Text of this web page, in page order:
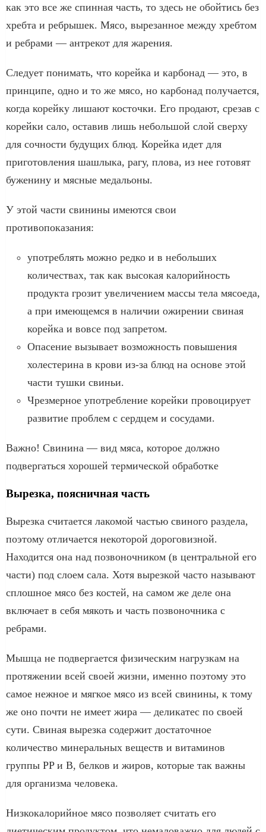
как это все же спинная часть, то здесь не обойтись без
хребта и ребрышек. Мясо, вырезанное между хребтом
и ребрами — антрекот для жарения.
Следует понимать, что корейка и карбонад — это, в
принципе, одно и то же мясо, но карбонад получается,
когда корейку лишают косточки. Его продают, срезав с
корейки сало, оставив лишь небольшой слой сверху
для сочности будущих блюд. Корейка идет для
приготовления шашлыка, рагу, плова, из нее готовят
буженину и мясные медальоны.
У этой части свинины имеются свои
противопоказания:
употреблять можно редко и в небольших
количествах, так как высокая калорийность
продукта грозит увеличением массы тела мясоеда,
а при имеющемся в наличии ожирении свиная
корейка и вовсе под запретом.
Опасение вызывает возможность повышения
холестерина в крови из-за блюд на основе этой
части тушки свиньи.
Чрезмерное употребление корейки провоцирует
развитие проблем с сердцем и сосудами.
Важно! Свинина — вид мяса, которое должно
подвергаться хорошей термической обработке
Вырезка, поясничная часть
Вырезка считается лакомой частью свиного раздела,
поэтому отличается некоторой дороговизной.
Находится она над позвоночником (в центральной его
части) под слоем сала. Хотя вырезкой часто называют
сплошное мясо без костей, на самом же деле она
включает в себя мякоть и часть позвоночника с
ребрами.
Мышца не подвергается физическим нагрузкам на
протяжении всей своей жизни, именно поэтому это
самое нежное и мягкое мясо из всей свинины, к тому
же оно почти не имеет жира — деликатес по своей
сути. Свиная вырезка содержит достаточное
количество минеральных веществ и витаминов
группы PP и В, белков и жиров, которые так важны
для организма человека.
Низкокалорийное мясо позволяет считать его